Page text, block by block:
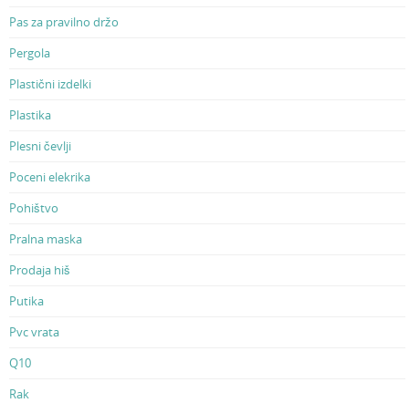
Pas za pravilno držo
Pergola
Plastični izdelki
Plastika
Plesni čevlji
Poceni elekrika
Pohištvo
Pralna maska
Prodaja hiš
Putika
Pvc vrata
Q10
Rak